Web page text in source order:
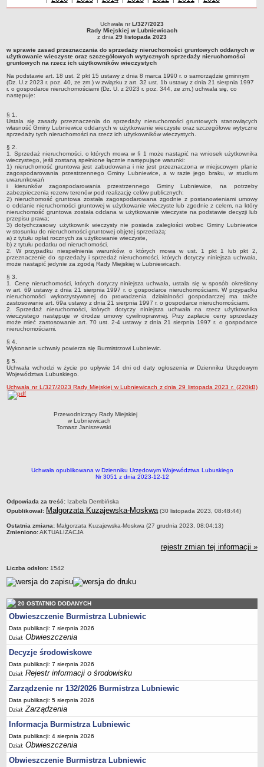
Współpraca zagraniczna
AKTUALNOŚCI I OBWIESZCZENIA
Aktualności
Obwieszczenia, ogłoszenia i komunikaty
KOMUNIKATY
Energia elektryczna
Rozkłady jazdy autobusów
Wodociągi - ocena jakości wody
KONKURSY
Ogłoszenia o konkursach
URZĄD MIEJSKI
Dane adresowe
Burmistrz Lubniewic
Zastępca Burmistrza Lubniewic
Sekretarz Gminy
Skarbnik Gminy
Informacja turystyczna
Regulamin i schemat organizacyjny
Przewodnik po urzędzie
Kodeks etyczny
Raporty
RADA MIEJSKA
Transmisja z obrad sesji
Terminy posiedzeń Rady
Protokoły z posiedzeń Rady Miejskiej
Składy Komisji
Plan pracy pozostałych Komisji
Oświadczenia majątkowe
Interpelacje radnych wraz z odpowiedziami
Zapytania radnych wraz z odpowiedziami
Apele
JEDNOSTKI ORGANIZACYJNE
Biblioteka - Centrum Kultury
Zespół Szkolno-Przedszkolny
Miejsko-Gminny Ośrodek Pomocy Społecznej
Zakład Gospodarki Komunalnej
Środowiskowy Dom Samopomocy
Budżet Gminy
Majątek Gminy
Uchwała nr L/327/2023Rady Miejskiej w Lubniewicachz dnia 29 listopada 2023w
sprawie zasad przeznaczania do sprzedaży nieruchomości gruntowych oddanych
nieruchomości gruntowych na rzecz ich użytkowników wieczystych Na podstawie
art. 18 ust. 2 pkt 15 ustawy z dnia 8 marca 1990 r. o samorządzie gminnym (Dz. U.z
2023 r. poz. 40, ze zm.) w związku z art. 32 ust. 1b ustawy z dnia 21 sierpnia 1997 r.
następuje:
Uchwała nrL/327/2023
Rady Miejskiej w Lubniewicach
z dnia 29 listopada 2023
w sprawie zasad przeznaczania do sprzedaży nieruchomości gruntowych oddanych w
użytkowanie wieczyste oraz szczegółowych wytycznych sprzedaży nieruchomości
gruntowych na rzecz ich użytkowników wieczystych
Na podstawie art. 18 ust. 2 pkt 15 ustawy z dnia 8 marca 1990 r. o samorządzie gminnym
(Dz. U.z 2023 r. poz. 40, ze zm.) w związku z art. 32 ust. 1b ustawy z dnia 21 sierpnia 1997
r. o gospodarce nieruchomościami (Dz. U. z 2023 r. poz. 344, ze zm.) uchwala się, co
następuje:
§ 1.
Ustala się zasady przeznaczenia do sprzedaży nieruchomości gruntowych stanowiących
własność Gminy Lubniewice oddanych w użytkowanie wieczyste oraz szczegółowe wytyczne
sprzedaży tych nieruchomości na rzecz ich użytkowników wieczystych.
§ 2.
1. Sprzedaż nieruchomości, o których mowa w § 1 może nastąpić na wniosek użytkownika
wieczystego, jeśli zostaną spełnione łącznie następujące warunki:
1) nieruchomość gruntowa jest zabudowana i nie jest przeznaczona w miejscowym planie
zagospodarowania przestrzennego Gminy Lubniewice, a w razie jego braku, w studium
uwarunkowań
i kierunków zagospodarowania przestrzennego Gminy Lubniewice, na potrzeby
zabezpieczenia rezerw terenów pod realizację celów publicznych;
2) nieruchomość gruntowa została zagospodarowana zgodnie z postanowieniami umowy
o oddanie nieruchomości gruntowej w użytkowanie wieczyste lub zgodnie z celem, na który
nieruchomość gruntowa została oddana w użytkowanie wieczyste na podstawie decyzji lub
przepisu prawa;
3) dotychczasowy użytkownik wieczysty nie posiada zaległości wobec Gminy Lubniewice
w stosunku do nieruchomości gruntowej objętej sprzedażą:
a) z tytułu opłat rocznych za użytkowanie wieczyste,
b) z tytułu podatku od nieruchomości.
2. W przypadku niespełnienia warunków, o których mowa w ust. 1 pkt 1 lub pkt 2,
przeznaczenie do sprzedaży i sprzedaż nieruchomości, których dotyczy niniejsza uchwała,
może nastąpić jedynie za zgodą Rady Miejskiej w Lubniewicach.
§ 3.
1. Cenę nieruchomości, których dotyczy niniejsza uchwała, ustala się w sposób określony
w art. 69 ustawy z dnia 21 sierpnia 1997 r. o gospodarce nieruchomościami. W przypadku
nieruchomości wykorzystywanej do prowadzenia działalności gospodarczej ma także
zastosowanie art. 69a ustawy z dnia 21 sierpnia 1997 r. o gospodarce nieruchomościami.
2. Sprzedaż nieruchomości, których dotyczy niniejsza uchwała na rzecz użytkownika
wieczystego następuje w drodze umowy cywilnoprawnej. Przy zapłacie ceny sprzedaży
może mieć zastosowanie art. 70 ust. 2-4 ustawy z dnia 21 sierpnia 1997 r. o gospodarce
nieruchomościami.
§ 4.
Wykonanie uchwały powierza się Burmistrzowi Lubniewic.
§ 5.
Uchwała wchodzi w życie po upływie 14 dni od daty ogłoszenia w Dzienniku Urzędowym
Województwa Lubuskiego.
Uchwała nr L/327/2023 Rady Miejskiej w Lubniewicach z dnia 29 listopada 2023 r. (220kB)
Przewodniczący Rady Miejskiej
w Lubniewicach
Tomasz Janiszewski
Uchwała opublikowana w Dzienniku Urzędowym Województwa Lubuskiego
Nr 3051 z dnia 2023-12-12
metryczka
Odpowiada za treść: Izabela Dembińska
Opublikował: Małgorzata Kuzajewska-Moskwa (30 listopada 2023, 08:48:44)
Ostatnia zmiana: Małgorzata Kuzajewska-Moskwa (27 grudnia 2023, 08:04:13)
Zmieniono:AKTUALIZACJA
rejestr zmian tej informacji »
Liczba odsłon: 1542
20 OSTATNIO DODANYCH
Obwieszczenie Burmistrza Lubniewic
Data publikacji: 7 sierpnia 2026
Dział:Obwieszczenia
Decyzje środowiskowe
Data publikacji: 7 sierpnia 2026
Dział:Rejestr informacji o środowisku
Zarządzenie nr 132/2026 Burmistrza Lubniewic
Data publikacji: 5 sierpnia 2026
Dział:Zarządzenia
Informacja Burmistrza Lubniewic
Data publikacji: 4 sierpnia 2026
Dział:Obwieszczenia
Obwieszczenie Burmistrza Lubniewic